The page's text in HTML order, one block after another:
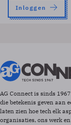
Inloggen
AG Connect is sinds
die betekenis geven aan
laten zien hoe tech elk
organisaties, ons werk